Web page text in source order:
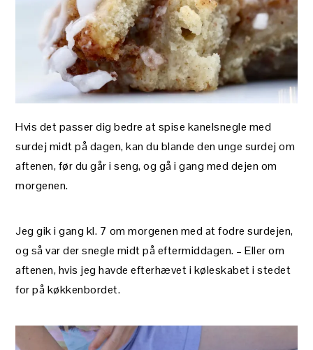
Hvis det passer dig bedre at spise kanelsnegle med
surdej midt på dagen, kan du blande den unge surdej om
aftenen, før du går i seng, og gå i gang med dejen om
morgenen.
Jeg gik i gang kl. 7 om morgenen med at fodre surdejen,
og så var der snegle midt på eftermiddagen. – Eller om
aftenen, hvis jeg havde efterhævet i køleskabet i stedet
for på køkkenbordet.